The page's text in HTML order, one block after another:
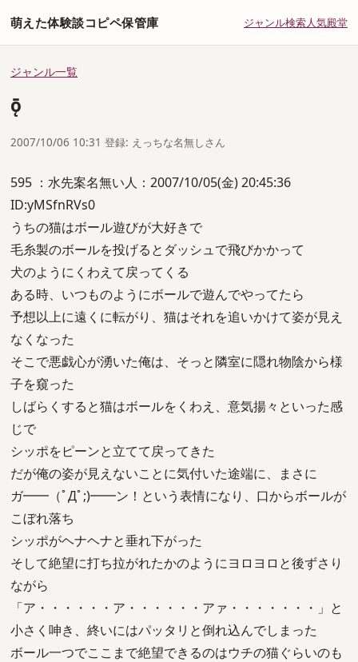
萌えた体験談コピペ保管庫 ジャンル検索人気殿堂
ジャンル一覧
ǭ
2007/10/06 10:31 登録: えっちな名無しさん
595 ：水先案名無い人：2007/10/05(金) 20:45:36
ID:yMSfnRVs0
うちの猫はボール遊びが大好きで
毛糸製のボールを投げるとダッシュで飛びかかって
犬のようにくわえて戻ってくる
ある時、いつものようにボールで遊んでやってたら
予想以上に遠くに転がり、猫はそれを追いかけて姿が見え
なくなった
そこで悪戯心が湧いた俺は、そっと隣室に隠れ物陰から様
子を窺った
しばらくすると猫はボールをくわえ、意気揚々といった感
じで
シッポをピーンと立てて戻ってきた
だが俺の姿が見えないことに気付いた途端に、まさに
ガ━━（ﾟДﾟ;)━━ン！という表情になり、口からボールが
こぼれ落ち
シッポがヘナヘナと垂れ下がった
そして絶望に打ち拉がれたかのようにヨロヨロと後ずさり
ながら
「ア・・・・・・ア・・・・・・アァ・・・・・・・」と
小さく呻き、終いにはパッタリと倒れ込んでしまった
ボール一つでここまで絶望できるのはウチの猫ぐらいのも